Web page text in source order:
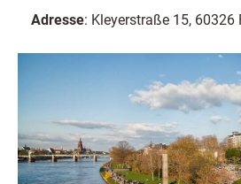
Adresse: Kleyerstraße 15, 60326